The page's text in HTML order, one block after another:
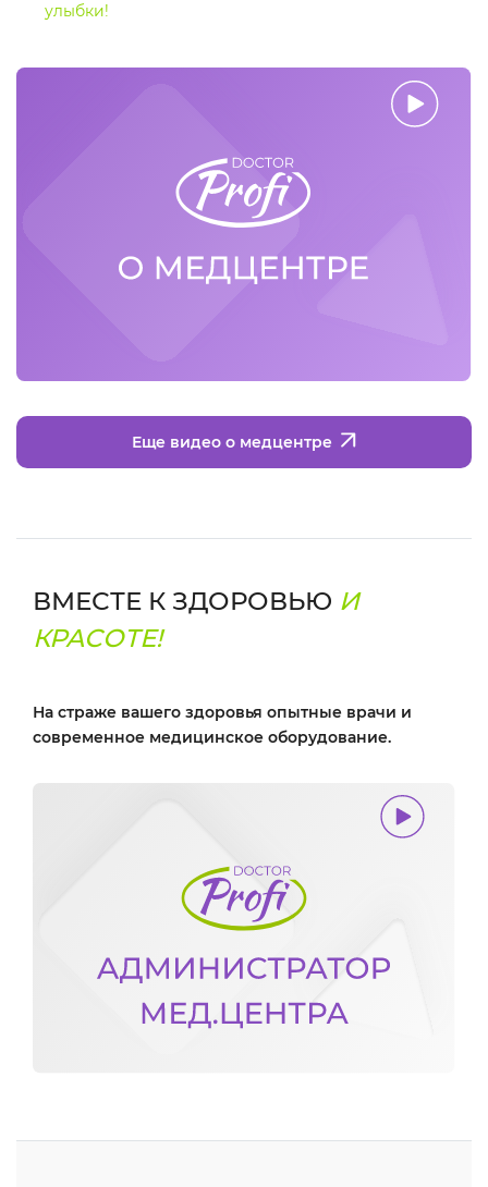
улыбки!
Еще видео о медцентре
ВМЕСТЕ К ЗДОРОВЬЮ И
КРАСОТЕ!
На страже вашего здоровья опытные врачи и
современное медицинское оборудование.